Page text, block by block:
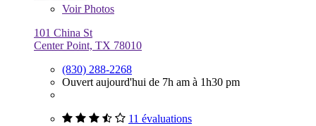
VoirPhotos
101 China St
Center Point, TX 78010
(830) 288-2268
Ouvert aujourd'hui de 7h am à 1h30 pm
11 évaluations